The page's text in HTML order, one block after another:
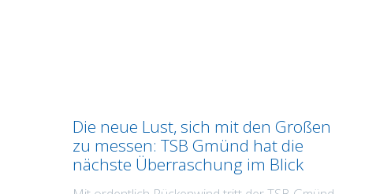
Die neue Lust, sich mit den Großen
zu messen: TSB Gmünd hat die
nächste Überraschung im Blick